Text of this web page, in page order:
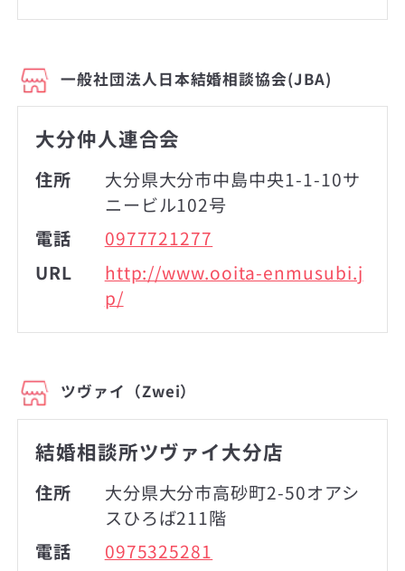
一般社団法人日本結婚相談協会(JBA)
大分仲人連合会
住所
大分県大分市中島中央1-1-10サ
ニービル102号
電話
0977721277
URL
http://www.ooita-enmusubi.j
p/
ツヴァイ（Zwei）
結婚相談所ツヴァイ大分店
住所
大分県大分市高砂町2-50オアシ
スひろば211階
電話
0975325281